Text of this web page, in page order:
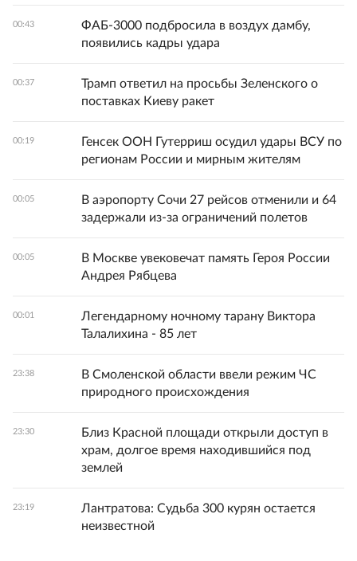
00:43
ФАБ-3000 подбросила в воздух дамбу,
появились кадры удара
00:37
Трамп ответил на просьбы Зеленского о
поставках Киеву ракет
00:19
Генсек ООН Гутерриш осудил удары ВСУ по
регионам России и мирным жителям
00:05
В аэропорту Сочи 27 рейсов отменили и 64
задержали из-за ограничений полетов
00:05
В Москве увековечат память Героя России
Андрея Рябцева
00:01
Легендарному ночному тарану Виктора
Талалихина - 85 лет
23:38
В Смоленской области ввели режим ЧС
природного происхождения
23:30
Близ Красной площади открыли доступ в
храм, долгое время находившийся под
землей
23:19
Лантратова: Судьба 300 курян остается
неизвестной